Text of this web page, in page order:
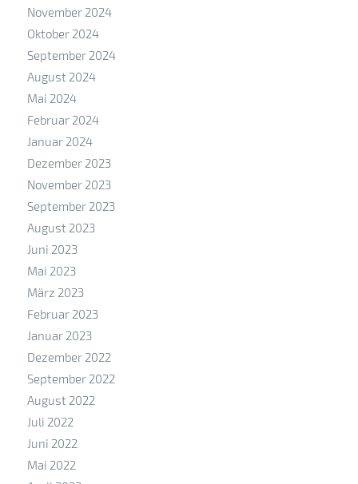
November 2024
Oktober 2024
September 2024
August 2024
Mai 2024
Februar 2024
Januar 2024
Dezember 2023
November 2023
September 2023
August 2023
Juni 2023
Mai 2023
März 2023
Februar 2023
Januar 2023
Dezember 2022
September 2022
August 2022
Juli 2022
Juni 2022
Mai 2022